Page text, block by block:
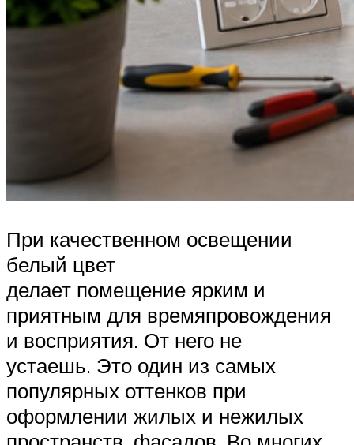
При качественном освещении
белый цвет
делает помещение ярким и
приятным для времяпровождения
и восприятия. От него не
устаешь. Это один из самых
популярных оттенков при
оформлении жилых и нежилых